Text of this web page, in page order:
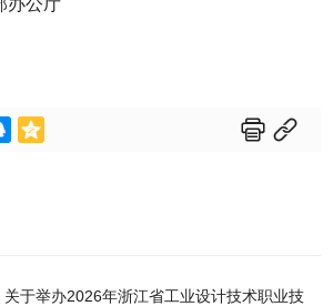
  
关于举办2026年浙江省工业设计技术职业技